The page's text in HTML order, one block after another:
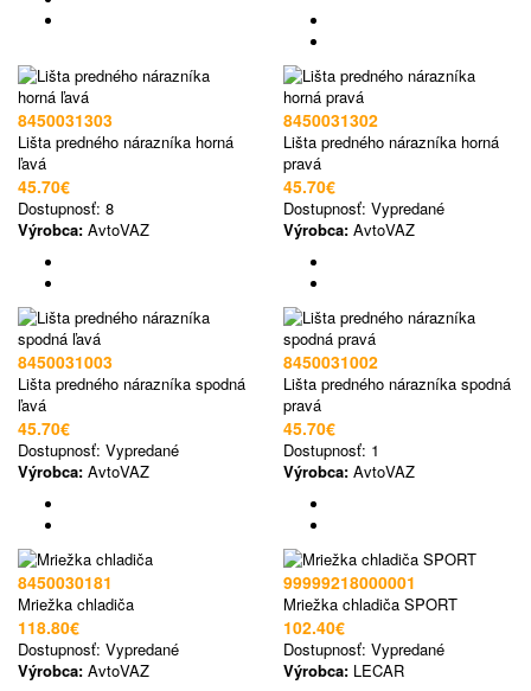
8450031303
Lišta predného nárazníka horná
ľavá
45.70€
Dostupnosť: 8
Výrobca: AvtoVAZ
8450031302
Lišta predného nárazníka horná
pravá
45.70€
Dostupnosť: Vypredané
Výrobca: AvtoVAZ
8450031003
Lišta predného nárazníka spodná
ľavá
45.70€
Dostupnosť: Vypredané
Výrobca: AvtoVAZ
8450031002
Lišta predného nárazníka spodná
pravá
45.70€
Dostupnosť: 1
Výrobca: AvtoVAZ
8450030181
Mriežka chladiča
118.80€
Dostupnosť: Vypredané
Výrobca: AvtoVAZ
99999218000001
Mriežka chladiča SPORT
102.40€
Dostupnosť: Vypredané
Výrobca: LECAR